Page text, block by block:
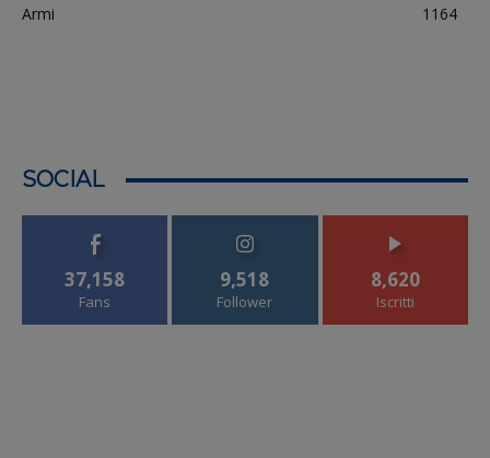
Armi
1164
SOCIAL
37,158
Fans
9,518
Follower
8,620
Iscritti